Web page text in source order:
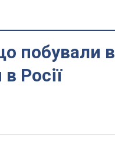
побували в
Росії